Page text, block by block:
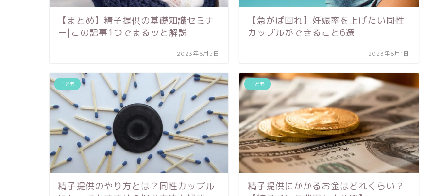
【まとめ】精子提供の基礎知識セミナ
ー|この記事1つでまるッと解説
2023年6月5日
【急がば回れ】妊娠率を上げたい同性
カップルができること6選
2023年6月1日
子ども
精子提供のやり方とは？同性カップル
子ども
精子提供にかかるお金はどれくらい？